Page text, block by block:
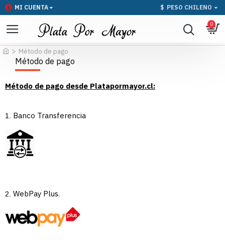
MI CUENTA $ PESO CHILENO
0
Método de pago
Método de pago
Método de pago desde Platapormayor.cl:
1. Banco Transferencia
2. WebPay Plus.